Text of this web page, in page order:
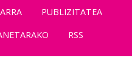
PUBLIZITATEA
RSS